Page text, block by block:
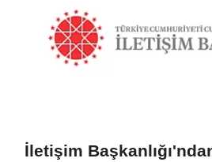
İletişim